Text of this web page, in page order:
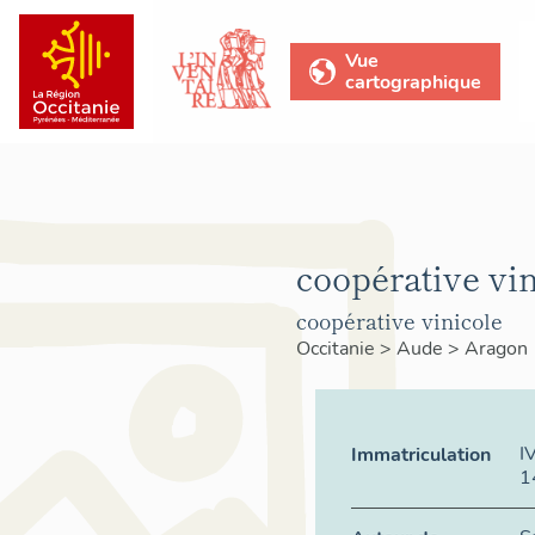
Vue
cartographique
coopérative
coopérative vinicole
Occitanie > Aude > Aragon
Immatriculation